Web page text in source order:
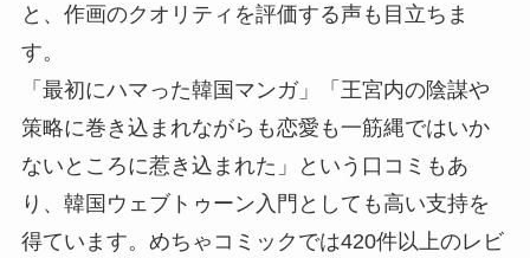
と、作画のクオリティを評価する声も目立ちま
す。
「最初にハマった韓国マンガ」「王宮内の陰謀や
策略に巻き込まれながらも恋愛も一筋縄ではいか
ないところに惹き込まれた」という口コミもあ
り、韓国ウェブトゥーン入門としても高い支持を
得ています。めちゃコミックでは420件以上のレビ